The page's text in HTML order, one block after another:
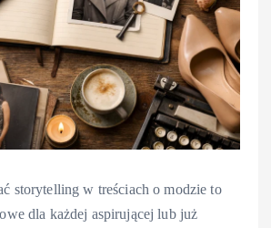
storytelling w treściach o modzie to
dla każdej aspirującej lub już